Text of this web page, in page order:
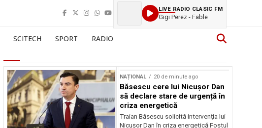
LIVE RADIO CLASIC FM
Gigi Perez - Fable
SCITECH SPORT RADIO
NAȚIONAL 20 de minute ago
Băsescu cere lui Nicușor Dan
să declare stare de urgență în
criza energetică
Traian Băsescu solicită intervenția lui
Nicușor Dan în criza energetică Fostul